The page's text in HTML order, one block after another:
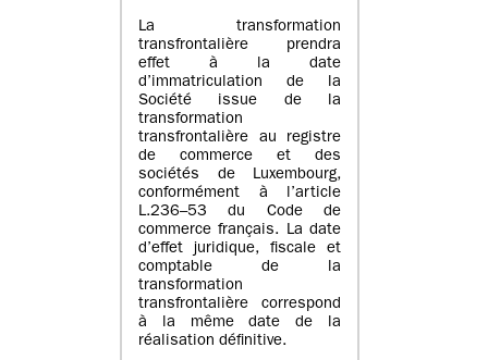
La transformation
transfrontalière prendra
effet à la date
d’immatriculation de la
Société issue de la
transformation
transfrontalière au registre
de commerce et des
sociétés de Luxembourg,
conformément à l’article
L.236–53 du Code de
commerce français. La date
d’effet juridique, fiscale et
comptable de la
transformation
transfrontalière correspond
à la même date de la
réalisation définitive.